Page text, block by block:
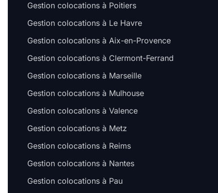
Gestion colocations à Poitiers
Gestion colocations à Le Havre
Gestion colocations à Aix-en-Provence
Gestion colocations à Clermont-Ferrand
Gestion colocations à Marseille
Gestion colocations à Mulhouse
Gestion colocations à Valence
Gestion colocations à Metz
Gestion colocations à Reims
Gestion colocations à Nantes
Gestion colocations à Pau